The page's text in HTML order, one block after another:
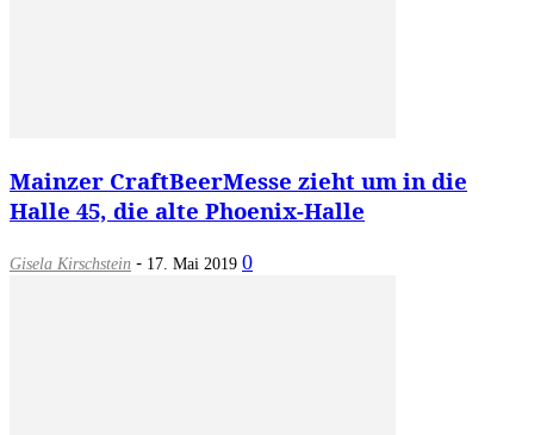
Mainzer CraftBeerMesse zieht um in die
Halle 45, die alte Phoenix-Halle
Gisela Kirschstein - 17. Mai 2019 0